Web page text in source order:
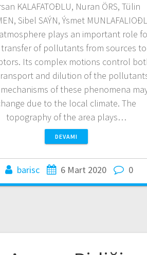
KALAFATOÐLU, Nuran ÖRS, Tülin
Sibel SAÝN, Ýsmet
plays an important role
of pollutants from sources to
Its complex motions control
and dilution of the
of these phenomena
due to the local climate. The
topography of the area plays…
DEVAMI
barisc 6 Mart 2020 0